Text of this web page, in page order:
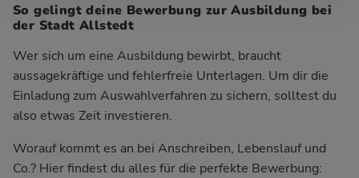
So gelingt deine Bewerbung zur Ausbildung bei
der Stadt Allstedt
Wer sich um eine Ausbildung bewirbt, braucht
aussagekräftige und fehlerfreie Unterlagen. Um dir die
Einladung zum Auswahlverfahren zu sichern, solltest du
also etwas Zeit investieren.
Worauf kommt es an bei Anschreiben, Lebenslauf und
Co.? Hier findest du alles für die perfekte Bewerbung: